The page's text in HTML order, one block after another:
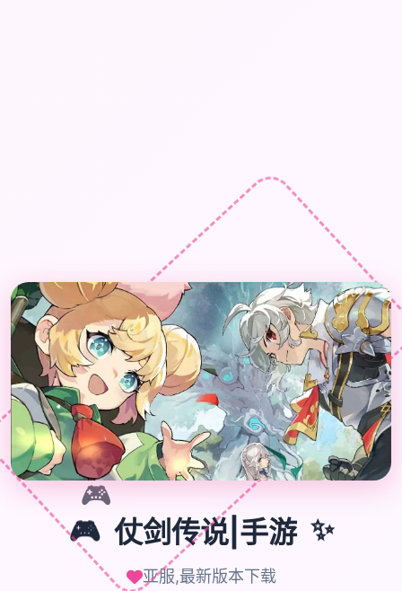
🎮
🎮 仗剑传说|手游 ✨
亚服,最新版本下载